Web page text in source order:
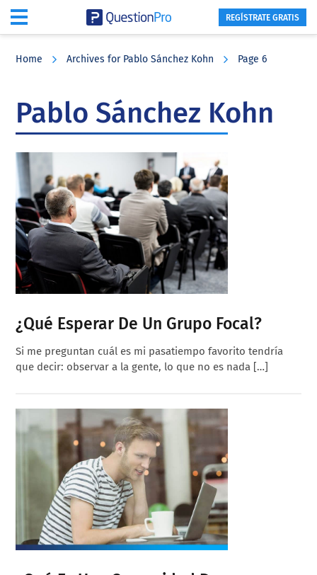
REGÍSTRATE GRATIS
Home Archives for Pablo Sánchez Kohn Page 6
Pablo Sánchez Kohn
¿Qué Esperar De Un Grupo Focal?
Si me preguntan cuál es mi pasatiempo favorito tendría
que decir: observar a la gente, lo que no es nada […]